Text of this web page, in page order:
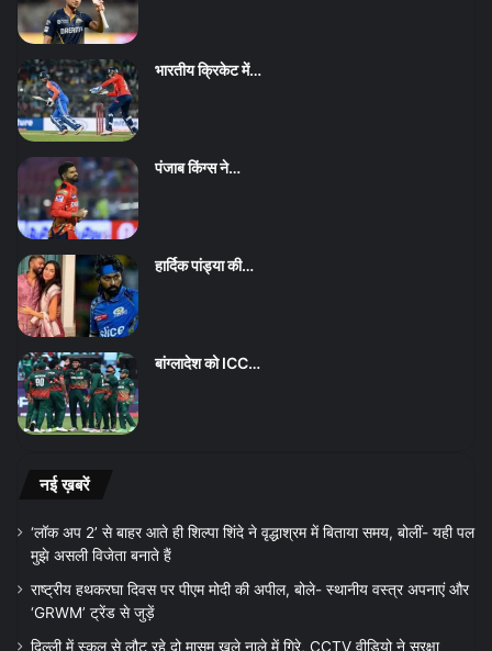
भारतीय क्रिकेट में…
पंजाब किंग्स ने…
हार्दिक पांड्या की…
बांग्लादेश को ICC…
नई ख़बरें
‘लॉक अप 2’ से बाहर आते ही शिल्पा शिंदे ने वृद्धाश्रम में बिताया समय, बोलीं- यही पल
मुझे असली विजेता बनाते हैं
राष्ट्रीय हथकरघा दिवस पर पीएम मोदी की अपील, बोले- स्थानीय वस्त्र अपनाएं और
‘GRWM’ ट्रेंड से जुड़ें
दिल्ली में स्कूल से लौट रहे दो मासूम खुले नाले में गिरे, CCTV वीडियो ने सुरक्षा